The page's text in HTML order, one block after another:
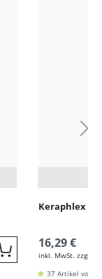
Quickbuy
Keraphlex
16,29 €
inkl. MwSt. zzgl.
37 Artikel